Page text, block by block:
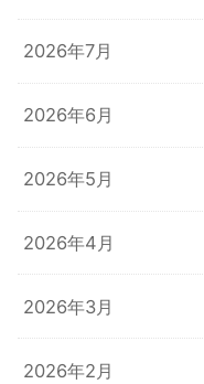
2026年7月
2026年6月
2026年5月
2026年4月
2026年3月
2026年2月